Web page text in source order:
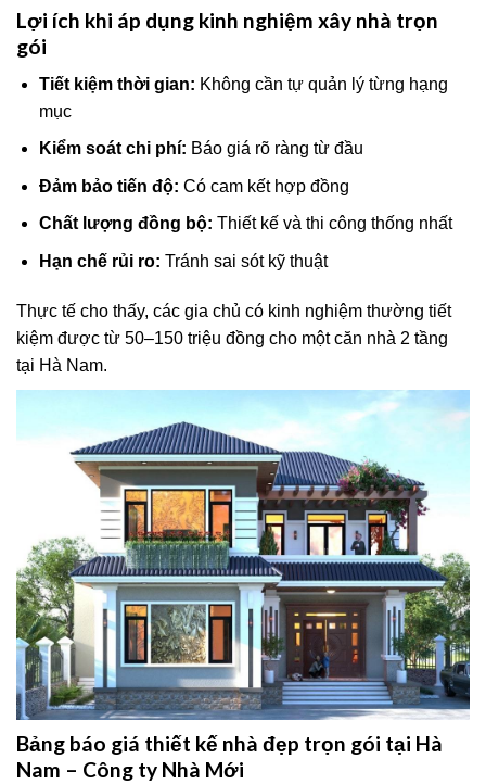
Lợi ích khi áp dụng kinh nghiệm xây nhà trọn
gói
Tiết kiệm thời gian: Không cần tự quản lý từng hạng
mục
Kiểm soát chi phí: Báo giá rõ ràng từ đầu
Đảm bảo tiến độ: Có cam kết hợp đồng
Chất lượng đồng bộ: Thiết kế và thi công thống nhất
Hạn chế rủi ro: Tránh sai sót kỹ thuật
Thực tế cho thấy, các gia chủ có kinh nghiệm thường tiết
kiệm được từ 50–150 triệu đồng cho một căn nhà 2 tầng
tại Hà Nam.
Bảng báo giá thiết kế nhà đẹp trọn gói tại Hà
Nam – Công ty Nhà Mới